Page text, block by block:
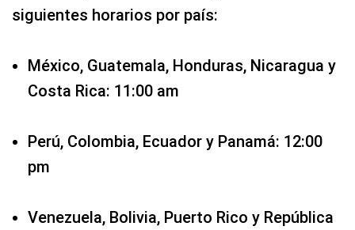
siguientes horarios por país:
México, Guatemala, Honduras, Nicaragua y
Costa Rica: 11:00 am
Perú, Colombia, Ecuador y Panamá: 12:00
pm
Venezuela, Bolivia, Puerto Rico y República